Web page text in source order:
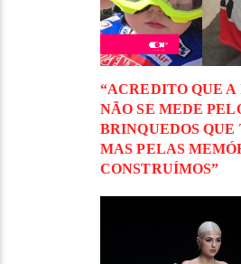
“ACREDITO QUE
NÃO SE MEDE
BRINQUEDOS QUE
MAS PELAS
CONSTRUÍMOS”